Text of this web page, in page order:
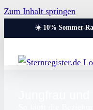
Zum Inhalt springen
☀️ 10% Sommer-